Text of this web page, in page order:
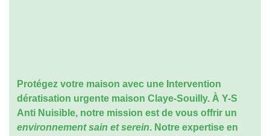
Protégez votre maison avec une Intervention
dératisation urgente maison Claye-Souilly. À Y-S
Anti Nuisible, notre mission est de vous offrir un
environnement sain et serein. Notre expertise en